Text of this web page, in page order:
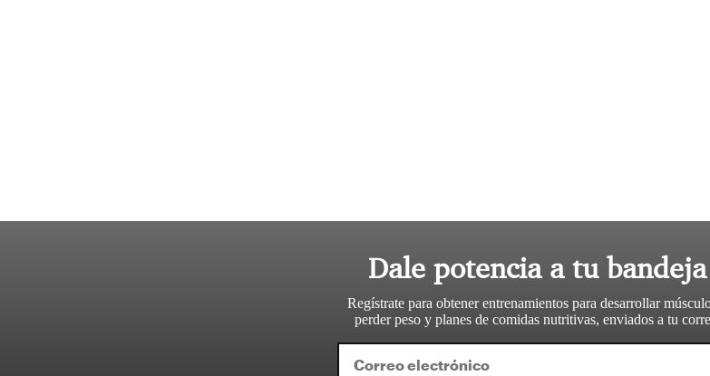
Dale potencia a tu
Regístrate para obtener entrenamientos para desarrollar
perder peso y planes de comidas nutritivas, enviados a tu